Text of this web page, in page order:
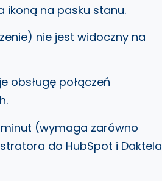
ikoną na pasku stanu.
nie jest widoczny na
obsługę połączeń
minut (wymaga zarówno
do HubSpot i Daktela